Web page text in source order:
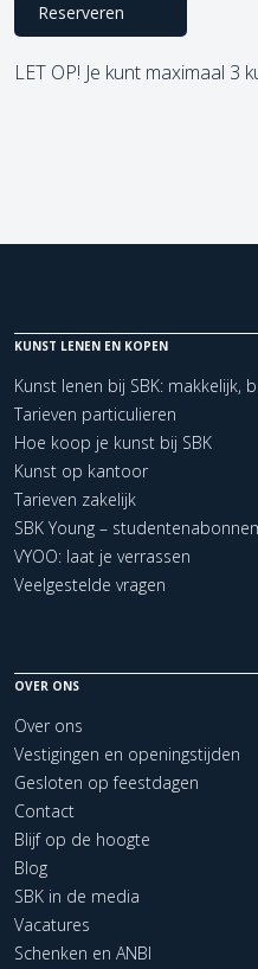
Reserveren
LET OP! Je kunt maximaal 3
KUNST LENEN EN KOPEN
Kunst lenen bij SBK: makkelijk,
Tarieven particulieren
Hoe koop je kunst bij SBK
Kunst op kantoor
Tarieven zakelijk
SBK Young –
VYOO: laat je verrassen
Veelgestelde vragen
OVER ONS
Over ons
Vestigingen en openingstijden
Gesloten op feestdagen
Contact
Blijf op de hoogte
Blog
SBK in de media
Vacatures
Schenken en ANBI